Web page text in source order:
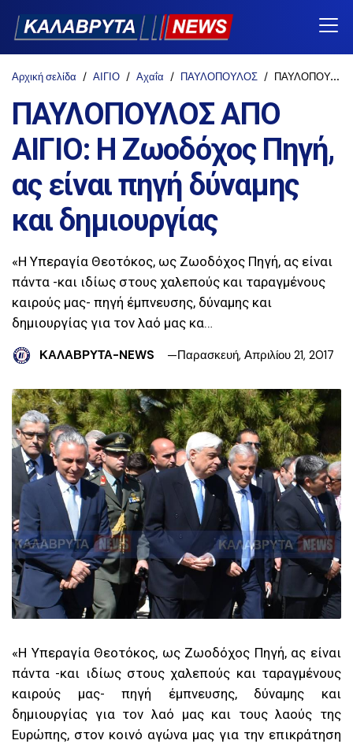
Αρχική σελίδα ΑΙΓΙΟ Αχαΐα ΠΑΥΛΟΠΟΥΛΟΣ ΠΑΥΛΟΠΟΥΛΟΣ ΑΠΟ ΑΙΓΙΟ: Η Ζωοδόχος Πηγή, ας είναι πηγή δύναμης και δημιουργίας
ΠΑΥΛΟΠΟΥΛΟΣ ΑΠΟ
ΑΙΓΙΟ: Η Ζωοδόχος Πηγή,
ας είναι πηγή δύναμης
και δημιουργίας
«H Υπεραγία Θεοτόκος, ως Ζωοδόχος Πηγή, ας είναι
πάντα -και ιδίως στους χαλεπούς και ταραγμένους
καιρούς μας- πηγή έμπνευσης, δύναμης και
δημιουργίας για τον λαό μας κα…
ΚΑΛΑΒΡΥΤΑ-NEWS Παρασκευή, Απριλίου 21, 2017
«H Υπεραγία Θεοτόκος, ως Ζωοδόχος Πηγή, ας είναι
πάντα -και ιδίως στους χαλεπούς και ταραγμένους
καιρούς μας- πηγή έμπνευσης, δύναμης και
δημιουργίας για τον λαό μας και τους λαούς της
Ευρώπης, στον κοινό αγώνα μας για την επικράτηση